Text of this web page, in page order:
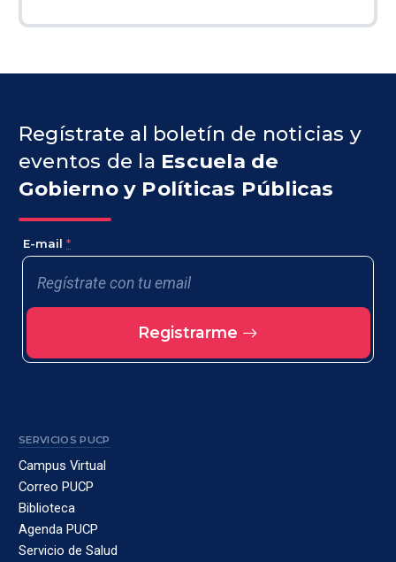
Regístrate al boletín de noticias y
eventos de la Escuela de
Gobierno y Políticas Públicas
E-mail *
Registrarme
SERVICIOS PUCP
Campus Virtual
Correo PUCP
Biblioteca
Agenda PUCP
Servicio de Salud